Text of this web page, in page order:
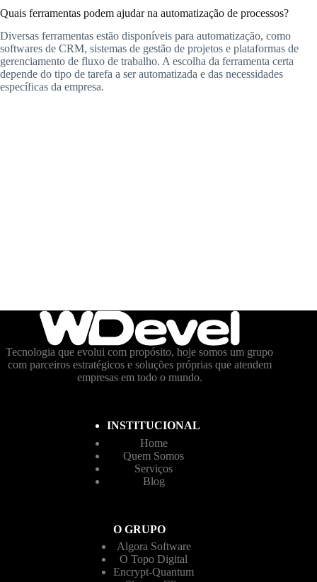
Quais ferramentas podem ajudar na automatização de processos?
Diversas ferramentas estão disponíveis para automatização, como
softwares de CRM, sistemas de gestão de projetos e plataformas de
gerenciamento de fluxo de trabalho. A escolha da ferramenta certa
depende do tipo de tarefa a ser automatizada e das necessidades
específicas da empresa.
Tecnologia que evolui com propósito, hoje somos um grupo
com parceiros estratégicos e soluções próprias que atendem
empresas em todo o mundo.
INSTITUCIONAL
Home
Quem Somos
Serviços
Blog
O GRUPO
Algora Software
O Topo Digital
Encrypt-Quantum